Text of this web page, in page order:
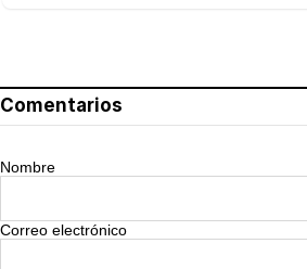
Comentarios
Nombre
Correo electrónico